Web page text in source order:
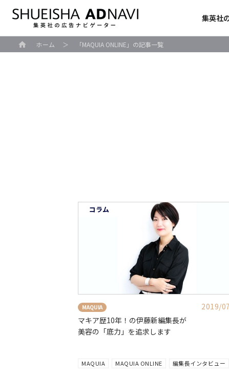
集英社
ホーム ＞ 「MAQUIA ONLINE」の記事一覧
コラム
MAQUIA
2019/
マキア歴10年！の伊藤新編集長が
美容の「底力」を追求します
MAQUIA MAQUIA ONLINE 編集長インタビュー